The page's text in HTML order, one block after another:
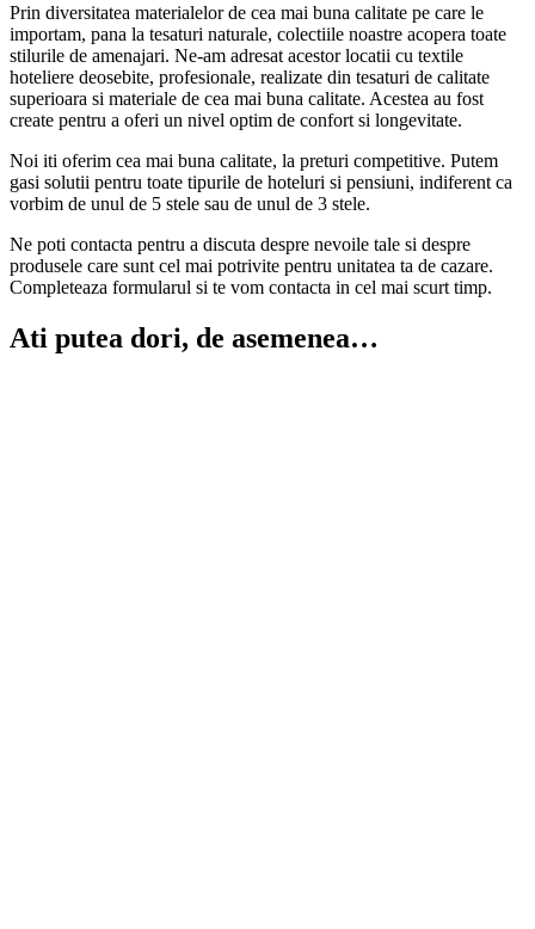
Prin diversitatea materialelor de cea mai buna calitate pe care le
importam, pana la tesaturi naturale, colectiile noastre acopera toate
stilurile de amenajari. Ne-am adresat acestor locatii cu textile
hoteliere deosebite, profesionale, realizate din tesaturi de calitate
superioara si materiale de cea mai buna calitate. Acestea au fost
create pentru a oferi un nivel optim de confort si longevitate.
Noi iti oferim cea mai buna calitate, la preturi competitive. Putem
gasi solutii pentru toate tipurile de hoteluri si pensiuni, indiferent ca
vorbim de unul de 5 stele sau de unul de 3 stele.
Ne poti contacta pentru a discuta despre nevoile tale si despre
produsele care sunt cel mai potrivite pentru unitatea ta de cazare.
Completeaza formularul si te vom contacta in cel mai scurt timp.
Ati putea dori, de asemenea…